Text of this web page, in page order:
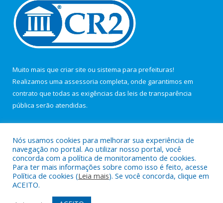
Muito mais que criar site ou sistema para prefeituras!
Realizamos uma assessoria completa, onde garantimos em
contrato que todas as exigências das leis de transparência
pública serão atendidas.
Todos os direitos reservados a Câmara Municipal de Maracanã.
Nós usamos cookies para melhorar sua experiência de
navegação no portal. Ao utilizar nosso portal, você
concorda com a política de monitoramento de cookies.
Para ter mais informações sobre como isso é feito, acesse
Política de cookies (Leia mais). Se você concorda, clique em
ACEITO.